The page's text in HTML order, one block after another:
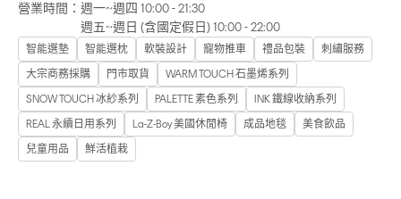
營業時間： 週一~週四 10:00 - 21:30
週五~週日 (含國定假日) 10:00 - 22:00
智能選墊 智能選枕 軟裝設計 寵物推車 禮品包裝
刺繡服務
大宗商務採購
門市取貨
WARM TOUCH 石墨烯系列
SNOW TOUCH 冰紗系列
PALETTE 素色系列
INK 鐵線收納系列
REAL 永續日用系列
La-Z-Boy 美國休閒椅 成品地毯
美食飲品
兒童用品
鮮活植栽